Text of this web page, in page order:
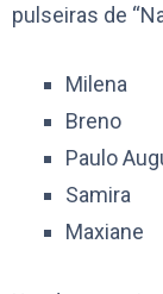
pulseiras de
Milena
Breno
Paulo
Samira
Maxiane